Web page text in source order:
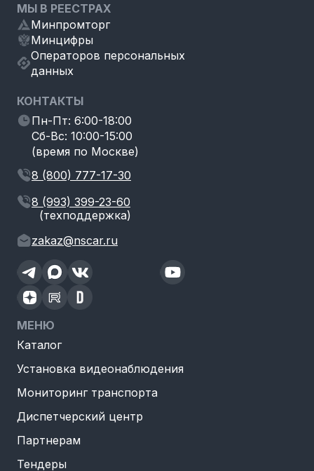
МЫ В РЕЕСТРАХ
Минпромторг
Минцифры
Операторов персональных
данных
КОНТАКТЫ
Пн-Пт: 6:00-18:00
Сб-Вс: 10:00-15:00
(время по Москве)
8 (800) 777-17-30
8 (993) 399-23-60
(техподдержка)
zakaz@nscar.ru
МЕНЮ
Каталог
Установка видеонаблюдения
Мониторинг транспорта
Диспетчерский центр
Партнерам
Тендеры